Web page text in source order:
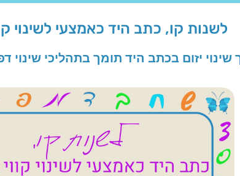
לשנות קו, כתב היד כאמצעי לשינוי
שינוי יזום בכתב היד תומך בתהליכי שינוי